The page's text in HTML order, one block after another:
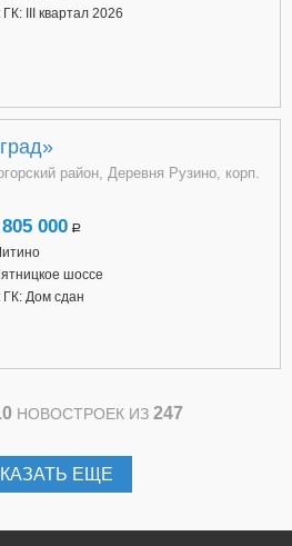
III квартал 2026
район, Деревня Рузино, корп.
000 a
шоссе
ГК: Дом сдан
НОВОСТРОЕК ИЗ 247
ЕЩЕ